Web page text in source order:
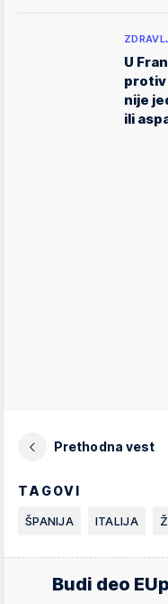
U
protiv
nije
ili
Prethodna vest
TAGOVI
ŠPANIJA ITALIJA
Budi deo